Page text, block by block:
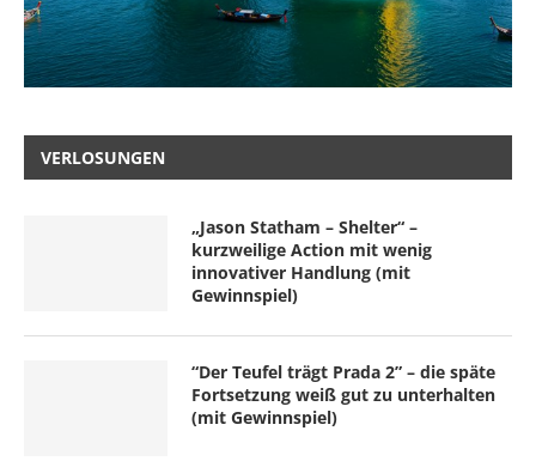
VERLOSUNGEN
„Jason Statham – Shelter“ –
kurzweilige Action mit wenig
innovativer Handlung (mit
Gewinnspiel)
“Der Teufel trägt Prada 2” – die späte
Fortsetzung weiß gut zu unterhalten
(mit Gewinnspiel)